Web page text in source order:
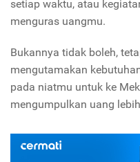
setiap waktu, atau
menguras uangmu.
Bukannya tidak boleh,
mengutamakan
pada niatmu untuk ke
mengumpulkan uang